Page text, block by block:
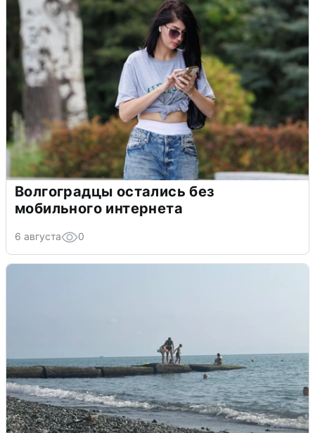
Волгоградцы остались без
мобильного интернета
6 августа 0